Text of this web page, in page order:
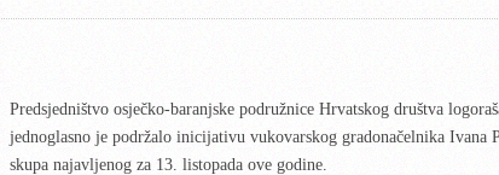
KULTURA
Predsjedništvo osječko-baranjske podružnice Hrvatskog društva
jednoglasno je podržalo inicijativu vukovarskog gradonačelnika Ivana
skupa najavljenog za 13. listopada ove godine.